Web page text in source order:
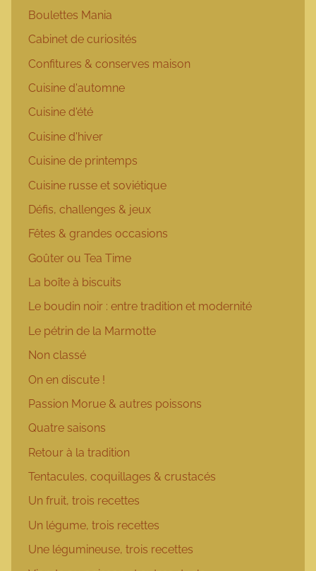
Boulettes Mania
Cabinet de curiosités
Confitures & conserves maison
Cuisine d'automne
Cuisine d'été
Cuisine d'hiver
Cuisine de printemps
Cuisine russe et soviétique
Défis, challenges & jeux
Fêtes & grandes occasions
Goûter ou Tea Time
La boîte à biscuits
Le boudin noir : entre tradition et modernité
Le pétrin de la Marmotte
Non classé
On en discute !
Passion Morue & autres poissons
Quatre saisons
Retour à la tradition
Tentacules, coquillages & crustacés
Un fruit, trois recettes
Un légume, trois recettes
Une légumineuse, trois recettes